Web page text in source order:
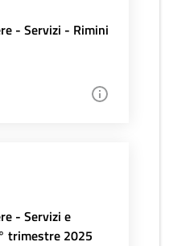
- Servizi - Rimini
- Servizi e
trimestre 2025